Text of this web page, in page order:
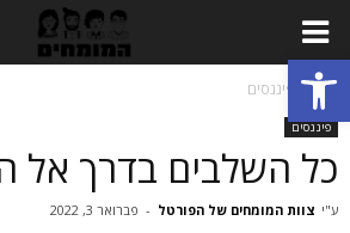
Open toolbar
בית פיננסים
פיננסים
כל השלבים בדרך אל
ע"י צוות המומחים של הפורטל - פברואר 3, 2022